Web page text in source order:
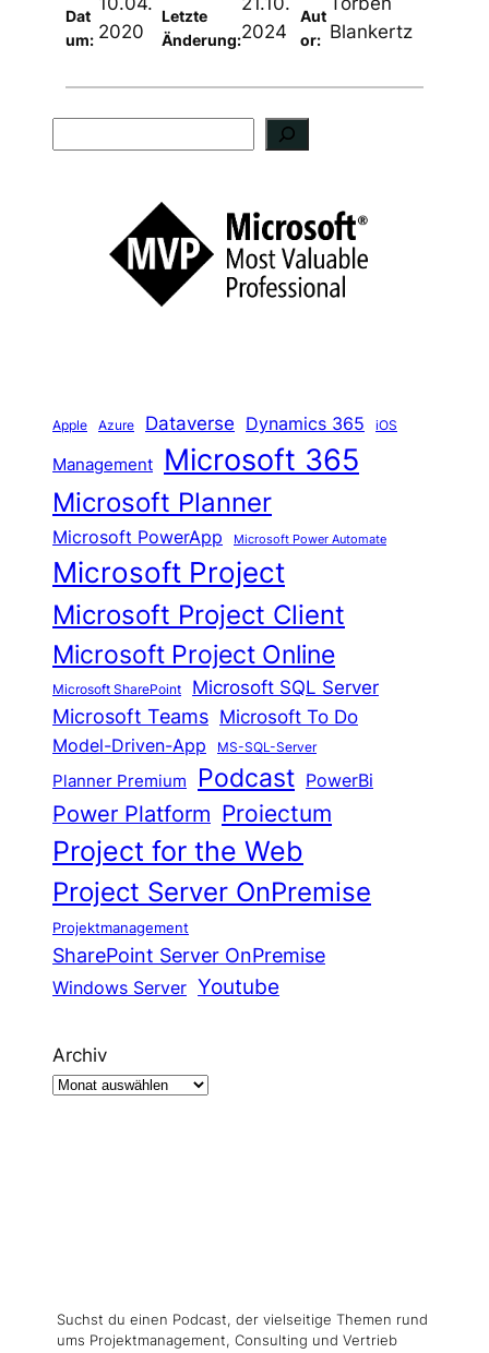
Dat
um: 2020
Letzte
Änderung:2024
Aut
or: Blankertz
Apple Azure Dataverse Dynamics 365 iOS
Management Microsoft 365
Microsoft Planner
Microsoft PowerApp Microsoft Power Automate
Microsoft Project
Microsoft Project Client
Microsoft Project Online
Microsoft SharePoint Microsoft SQL Server
Microsoft Teams Microsoft To Do
Model-Driven-App MS-SQL-Server
Planner Premium Podcast PowerBi
Power Platform Proiectum
Project for the Web
Project Server OnPremise
Projektmanagement
SharePoint Server OnPremise
Windows Server Youtube
Archiv
Suchst du einen Podcast, der vielseitige Themen rund
ums Projektmanagement, Consulting und Vertrieb